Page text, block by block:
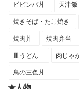
ビビンバ丼 天津飯
焼きそば・たこ焼き
焼肉丼 焼肉弁当
皿うどん 肉じゃ
鳥の三色丼
★人物